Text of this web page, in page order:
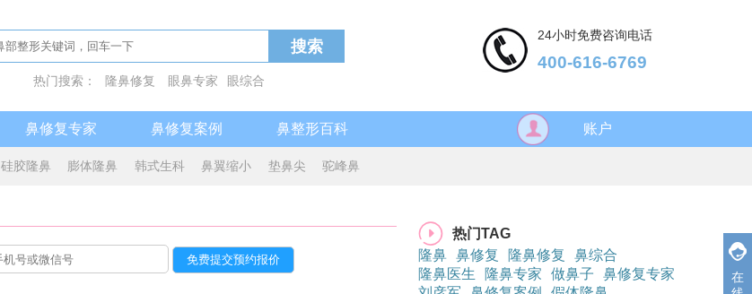
搜索
热门搜索： 隆鼻修复 眼鼻专家 眼综合
24小时免费咨询电话
400-616-6769
鼻修复专家 鼻修复案例 鼻整形百科 账户
硅胶隆鼻 膨体隆鼻 韩式生科 鼻翼缩小 垫鼻尖 驼峰鼻
热门TAG
隆鼻 鼻修复 隆鼻修复
鼻综合
隆鼻医生
隆鼻专家 做鼻子
鼻修复专家
在